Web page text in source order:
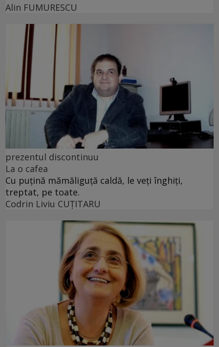
Alin FUMURESCU
prezentul discontinuu
La o cafea
Cu puţină mămăliguţă caldă, le veţi înghiţi,
treptat, pe toate.
Codrin Liviu CUŢITARU